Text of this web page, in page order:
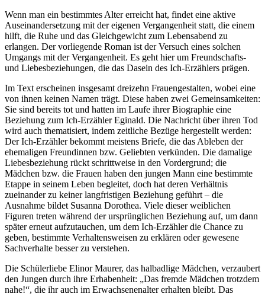
Wenn man ein bestimmtes Alter erreicht hat, findet eine aktive
Auseinandersetzung mit der eigenen Vergangenheit statt, die einem
hilft, die Ruhe und das Gleichgewicht zum Lebensabend zu
erlangen. Der vorliegende Roman ist der Versuch eines solchen
Umgangs mit der Vergangenheit. Es geht hier um Freundschafts-
und Liebesbeziehungen, die das Dasein des Ich-Erzählers prägen.
Im Text erscheinen insgesamt dreizehn Frauengestalten, wobei eine
von ihnen keinen Namen trägt. Diese haben zwei Gemeinsamkeiten:
Sie sind bereits tot und hatten im Laufe ihrer Biographie eine
Beziehung zum Ich-Erzähler Eginald. Die Nachricht über ihren Tod
wird auch thematisiert, indem zeitliche Bezüge hergestellt werden:
Der Ich-Erzähler bekommt meistens Briefe, die das Ableben der
ehemaligen Freundinnen bzw. Geliebten verkünden. Die damalige
Liebesbeziehung rückt schrittweise in den Vordergrund; die
Mädchen bzw. die Frauen haben den jungen Mann eine bestimmte
Etappe in seinem Leben begleitet, doch hat deren Verhältnis
zueinander zu keiner langfristigen Beziehung geführt – die
Ausnahme bildet Susanna Dorothea. Viele dieser weiblichen
Figuren treten während der ursprünglichen Beziehung auf, um dann
später erneut aufzutauchen, um dem Ich-Erzähler die Chance zu
geben, bestimmte Verhaltensweisen zu erklären oder gewesene
Sachverhalte besser zu verstehen.
Die Schülerliebe Elinor Maurer, das halbadlige Mädchen, verzaubert
den Jungen durch ihre Erhabenheit: „Das fremde Mädchen trotzdem
nahe!“, die ihr auch im Erwachsenenalter erhalten bleibt. Das